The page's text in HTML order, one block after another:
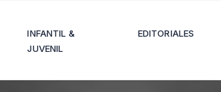
INFANTIL &
JUVENIL
EDITORIALES